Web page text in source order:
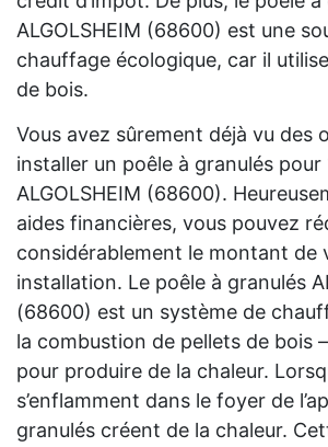
ALGOLSHEIM (68600) est une
chauffage écologique, car il
de bois.
Vous avez sûrement déjà vu des
installer un poêle à granulés pour
ALGOLSHEIM (68600).
aides financières, vous pouvez
considérablement le montant de
installation. Le poêle à granulés
(68600) est un système de
la combustion de pellets de bois
pour produire de la chaleur.
s’enflamment dans le foyer de
granulés créent de la chaleur.